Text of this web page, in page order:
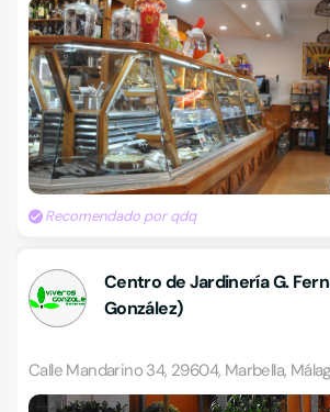
Recomendado por qdq
Centro de Jardinería G.
González)
Calle Mandarino 34, 29604, Marbella,